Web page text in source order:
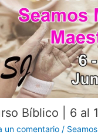
Bíblico | 6 al
un comentario /